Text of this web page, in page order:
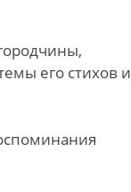
его стихов и